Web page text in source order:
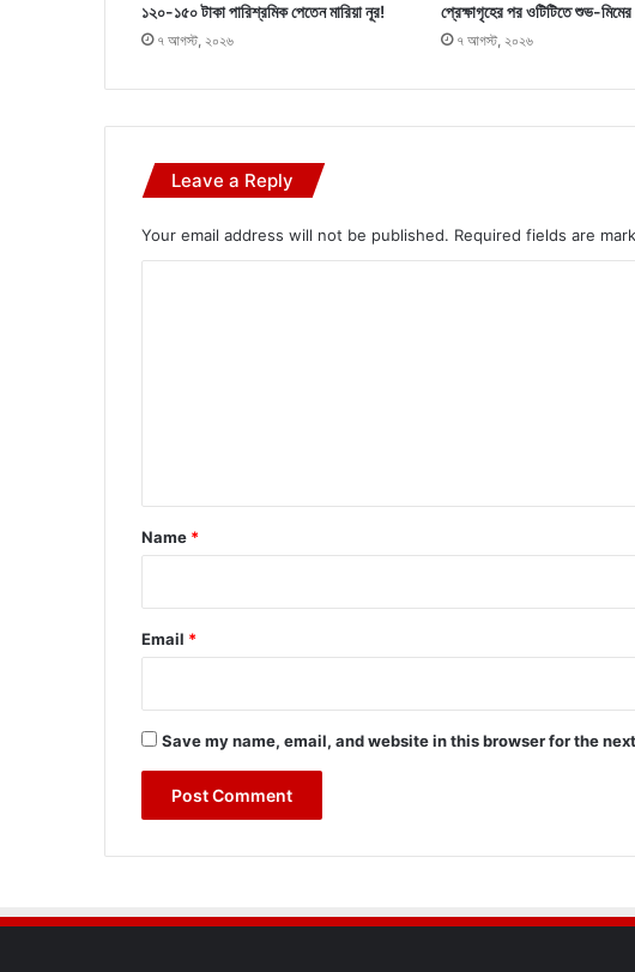
১২০-১৫০ টাকা পারিশ্রমিক পেতেন মারিয়া নূর!
৭ আগস্ট, ২০২৬
প্রেক্ষাগৃহের পর ওটিটিতে শুভ-মিমের
৭ আগস্ট, ২০২৬
Leave a Reply
Your email address will not be published. Required fields are
*
Name *
Email *
Save my name, email, and website in this browser for the